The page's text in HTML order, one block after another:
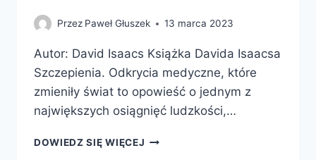
Przez Paweł Głuszek 13 marca 2023
Autor: David Isaacs Książka Davida Isaacsa
Szczepienia. Odkrycia medyczne, które
zmieniły świat to opowieść o jednym z
największych osiągnięć ludzkości,…
DOWIEDZ SIĘ WIĘCEJ SZCZEPIENIA.